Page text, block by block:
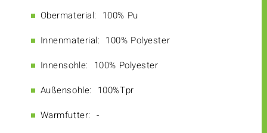
Obermaterial: 100% Pu
Innenmaterial: 100% Polyester
Innensohle: 100% Polyester
Außensohle: 100%Tpr
Warmfutter: -